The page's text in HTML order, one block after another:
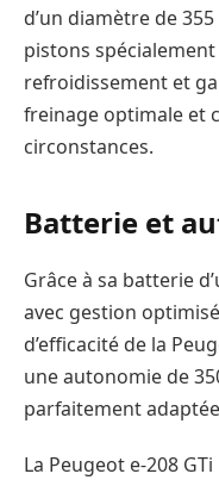
d’un diamètre de
pistons
refroidissement et
freinage optimale et
circonstances.
Batterie et
Grâce à sa batterie
avec gestion
d’efficacité de la
une autonomie de
parfaitement
La Peugeot e-208